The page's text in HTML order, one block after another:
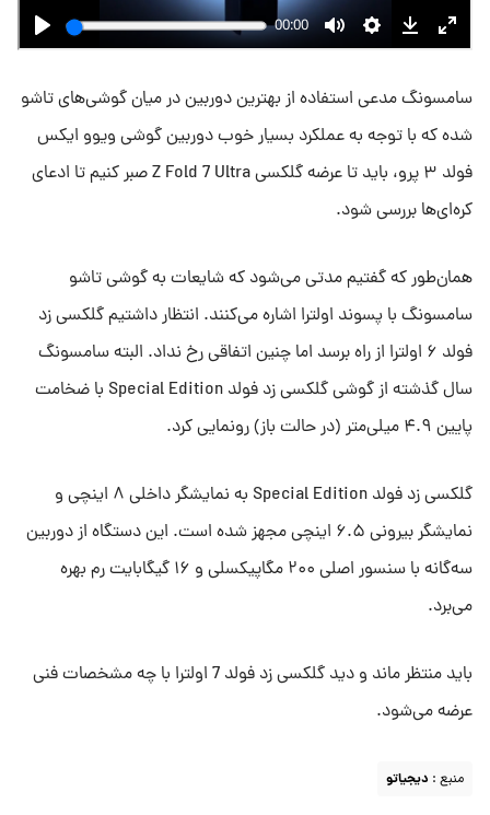
سامسونگ مدعی استفاده از بهترین دوربین در میان گوشی‌های تاشو
شده که با توجه به عملکرد بسیار خوب دوربین گوشی ویوو ایکس
فولد ۳ پرو، باید تا عرضه گلکسی Z Fold 7 Ultra صبر کنیم تا ادعای
کره‌ای‌ها بررسی شود.
همان‌طور که گفتیم مدتی می‌شود که شایعات به گوشی تاشو
سامسونگ با پسوند اولترا اشاره می‌کنند. انتظار داشتیم گلکسی زد
فولد ۶ اولترا از راه برسد اما چنین اتفاقی رخ نداد. البته سامسونگ
سال گذشته از گوشی گلکسی زد فولد Special Edition با ضخامت
پایین ۴.۹ میلی‌متر (در حالت باز) رونمایی کرد.
گلکسی زد فولد Special Edition به نمایشگر داخلی ۸ اینچی و
نمایشگر بیرونی ۶.۵ اینچی مجهز شده است. این دستگاه از دوربین
سه‌گانه با سنسور اصلی ۲۰۰ مگاپیکسلی و ۱۶ گیگابایت رم بهره
می‌برد.
باید منتظر ماند و دید گلکسی زد فولد 7 اولترا با چه مشخصات فنی
عرضه می‌شود.
منبع : دیجیاتو